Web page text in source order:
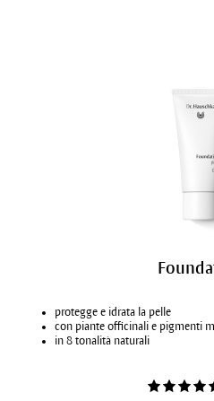
protegge e idrata la pelle
con piante officinali e pigmenti
in 8 tonalità naturali